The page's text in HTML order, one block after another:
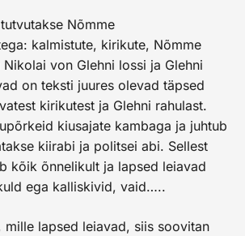
Nõmme
kalmistute, kirikute, Nõmme
von Glehni lossi ja Glehni
on teksti juures olevad täpsed
kirikutest ja Glehni rahulast.
kiusajate kambaga ja juhtub
kiirabi ja politsei abi. Sellest
kõik õnnelikult ja lapsed leiavad
ega kalliskivid, vaid…..
mille lapsed leiavad, siis soovitan